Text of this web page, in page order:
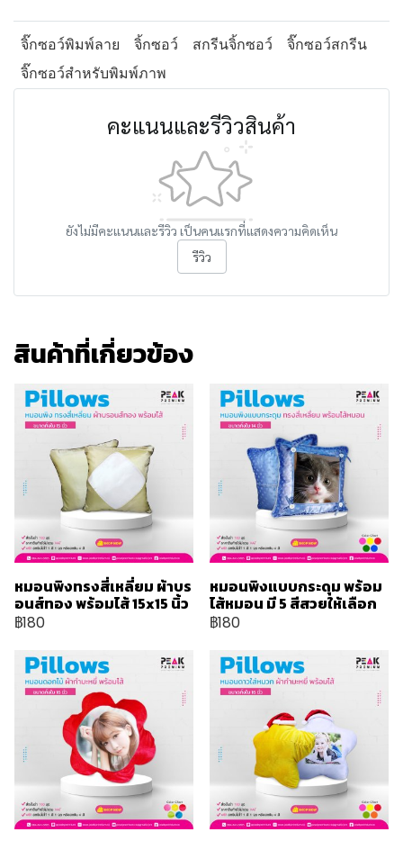
จิ๊กซอว์พิมพ์ลาย จิ้กซอว์ สกรีนจิ้กซอว์
จิ๊กซอว์สกรีน
จิ๊กซอว์สำหรับพิมพ์ภาพ
คะแนนและรีวิวสินค้า
ยังไม่มีคะแนนและรีวิว เป็นคนแรกที่แสดงความคิดเห็น
รีวิว
สินค้าที่เกี่ยวข้อง
หมอนพิงทรงสี่เหลี่ยม ผ้าบร
อนส์ทอง พร้อมไส้ 15x15 นิ้ว
฿180
หมอนพิงแบบกระดุม พร้อม
ไส้หมอน มี 5 สีสวยให้เลือก
฿180